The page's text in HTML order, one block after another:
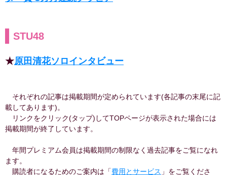
STU48
★原田清花ソロインタビュー
それぞれの記事は掲載期間が定められています(各記事の末尾に記
載してあります)。
リンクをクリック(タップ)してTOPページが表示された場合には
掲載期間が終了しています。
年間プレミアム会員は掲載期間の制限なく過去記事をご覧になれ
ます。
購読者になるためのご案内は「費用とサービス 」をご覧くださ